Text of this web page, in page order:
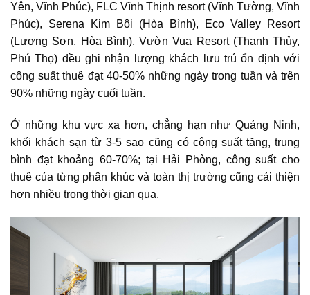
Yên, Vĩnh Phúc), FLC Vĩnh Thịnh resort (Vĩnh Tường, Vĩnh
Phúc), Serena Kim Bôi (Hòa Bình), Eco Valley Resort
(Lương Sơn, Hòa Bình), Vườn Vua Resort (Thanh Thủy,
Phú Thọ) đều ghi nhận lượng khách lưu trú ổn định với
công suất thuê đạt 40-50% những ngày trong tuần và trên
90% những ngày cuối tuần.
Ở những khu vực xa hơn, chẳng hạn như Quảng Ninh,
khối khách sạn từ 3-5 sao cũng có công suất tăng, trung
bình đạt khoảng 60-70%; tại Hải Phòng, công suất cho
thuê của từng phân khúc và toàn thị trường cũng cải thiện
hơn nhiều trong thời gian qua.